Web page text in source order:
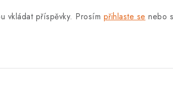
vkládat příspěvky. Prosím přihlaste se nebo